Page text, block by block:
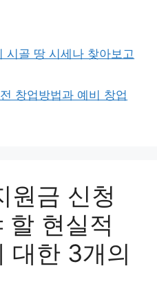
시골 땅 시세나 찾아보고
창업방법과 예비 창업
원금 신청
할 현실적
대한 3개의